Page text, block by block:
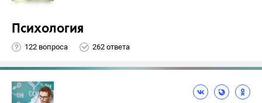
Психология
122 вопроса 262 ответа